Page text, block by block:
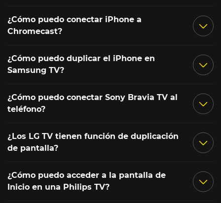
¿Cómo puedo conectar iPhone a
Chromecast?
¿Cómo puedo duplicar el iPhone en
Samsung TV?
¿Cómo puedo conectar Sony Bravia TV al
teléfono?
¿Los LG TV tienen función de duplicación
de pantalla?
¿Cómo puedo acceder a la pantalla de
Inicio en una Philips TV?